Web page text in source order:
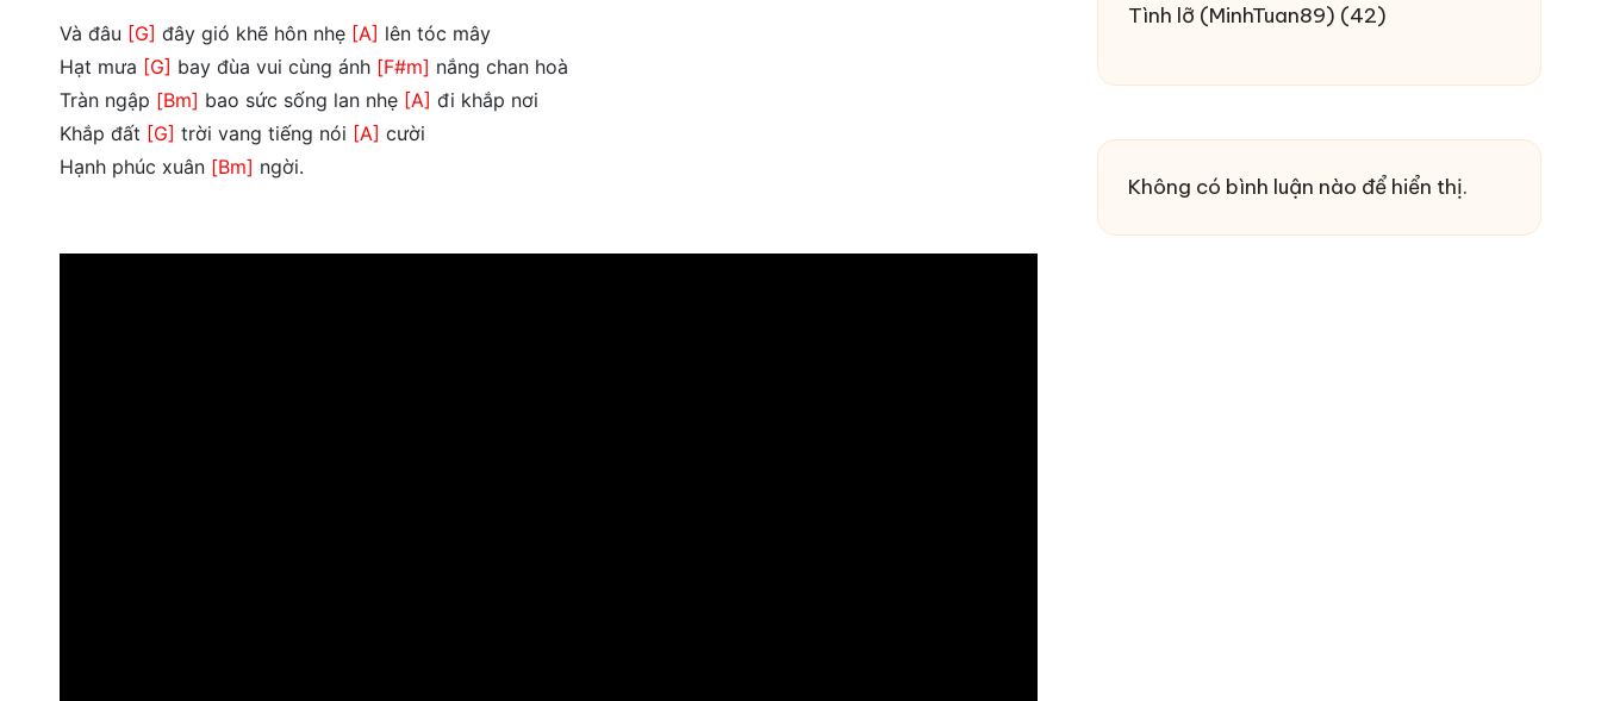
Và đâu [G] đây gió khẽ hôn nhẹ [A] lên tóc mây
Hạt mưa [G] bay đùa vui cùng ánh [F#m] nắng chan hoà
Tràn ngập [Bm] bao sức sống lan nhẹ [A] đi khắp nơi
Khắp đất [G] trời vang tiếng nói [A] cười
Hạnh phúc xuân [Bm] ngời.
Tình lỡ (MinhTuan89) (42)
Không có bình luận nào để hiển thị.